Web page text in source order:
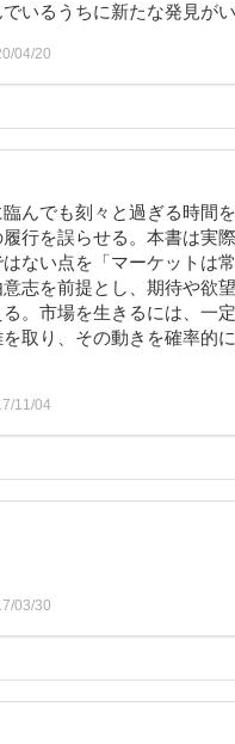
いるうちに新たな発見がい
04/20
んでも刻々と過ぎる時間
行を誤らせる。本書は実
ない点を「マーケットは
志を前提とし、期待や欲
。市場を生きるには、一
取り、その動きを確率的
11/04
03/30